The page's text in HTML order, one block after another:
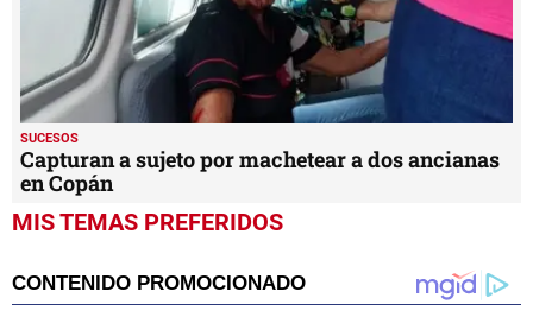
SUCESOS
Capturan a sujeto por machetear a dos ancianas
en Copán
MIS TEMAS PREFERIDOS